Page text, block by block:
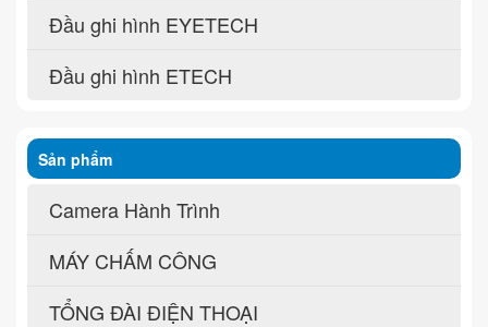
Đầu ghi hình EYETECH
Đầu ghi hình ETECH
Sản phẩm
Camera Hành Trình
MÁY CHẤM CÔNG
TỔNG ĐÀI ĐIỆN THOẠI